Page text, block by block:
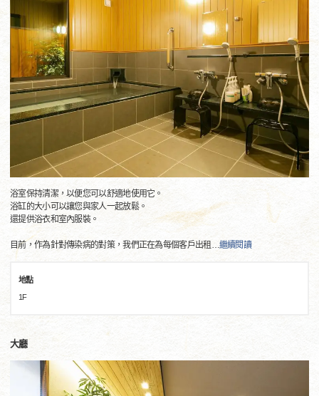
浴室保持清潔，以便您可以舒適地使用它。
浴缸的大小可以讓您與家人一起放鬆。
還提供浴衣和室內服裝。
目前，作為針對傳染病的對策，我們正在為每個客戶出租 …繼續閱讀
地點
1F
大廳